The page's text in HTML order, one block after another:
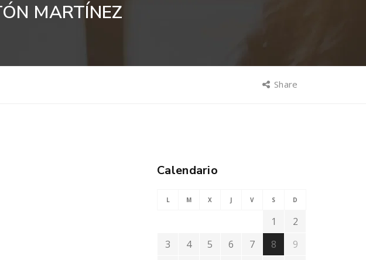
MARTÍNEZ
Share
Calendario
L M X J V S D
1
2
3
4 5 6 7 8
9